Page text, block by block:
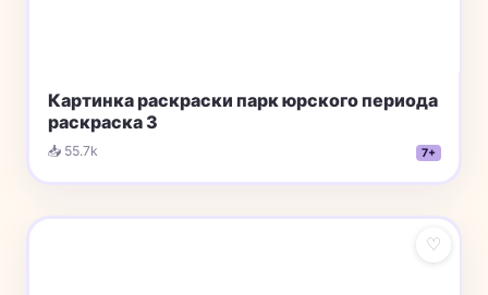
Картинка раскраски парк юрского периода
раскраска 3
📥 55.7k 7+
♡